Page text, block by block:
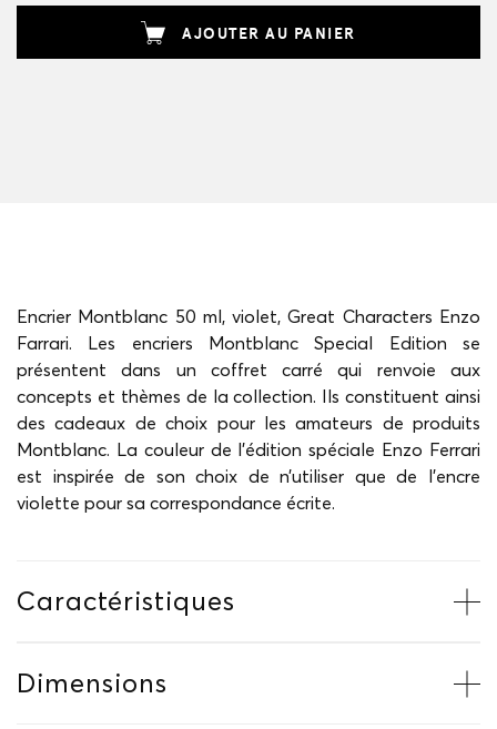
AJOUTER AU PANIER
Encrier Montblanc 50 ml, violet, Great Characters Enzo
Farrari. Les encriers Montblanc Special Edition se
présentent dans un coffret carré qui renvoie aux
concepts et thèmes de la collection. Ils constituent ainsi
des cadeaux de choix pour les amateurs de produits
Montblanc. La couleur de l’édition spéciale Enzo Ferrari
est inspirée de son choix de n’utiliser que de l’encre
violette pour sa correspondance écrite.
Caractéristiques
Dimensions